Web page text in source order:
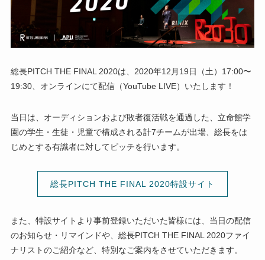
総長PITCH THE FINAL 2020は、2020年12月19日（土）17:00〜
19:30、オンラインにて配信（YouTube LIVE）いたします！
当日は、オーディションおよび敗者復活戦を通過した、立命館学
園の学生・生徒・児童で構成される計7チームが出場、総長をは
じめとする有識者に対してピッチを行います。
総長PITCH THE FINAL 2020特設サイト
また、特設サイトより事前登録いただいた皆様には、当日の配信
のお知らせ・リマインドや、総長PITCH THE FINAL 2020ファイ
ナリストのご紹介など、特別なご案内をさせていただきます。